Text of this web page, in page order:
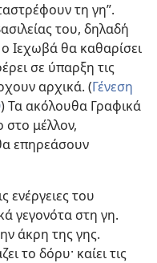
τη γη”.
του, δηλαδή
Ιεχωβά θα καθαρίσει
σε ύπαρξη τις
αρχικά. (Γένεση
) Τα ακόλουθα Γραφικά
μέλλον,
επηρεάσουν
ενέργειες του
γεγονότα στη γη.
άκρη της γης.
το δόρυ· καίει τις